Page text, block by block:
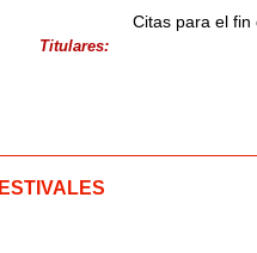
Titulares:
Citas para el fin